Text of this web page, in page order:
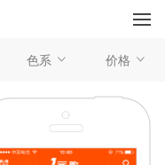
色系 价格